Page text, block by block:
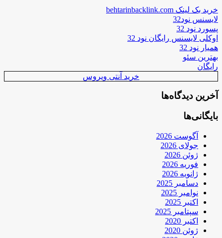
خرید بک لینک behtarinbacklink.com
لایسنس نود32
پسورد نود 32
اوکلی لایسنس رایگان نود 32
همیار نود 32
بهترین سئو
رایگان
خرید آنتی ویروس
آخرین دیدگاه‌ها
بایگانی‌ها
آگوست 2026
جولای 2026
ژوئن 2026
فوریه 2026
ژانویه 2026
دسامبر 2025
نوامبر 2025
اکتبر 2025
سپتامبر 2025
اکتبر 2020
ژوئن 2020